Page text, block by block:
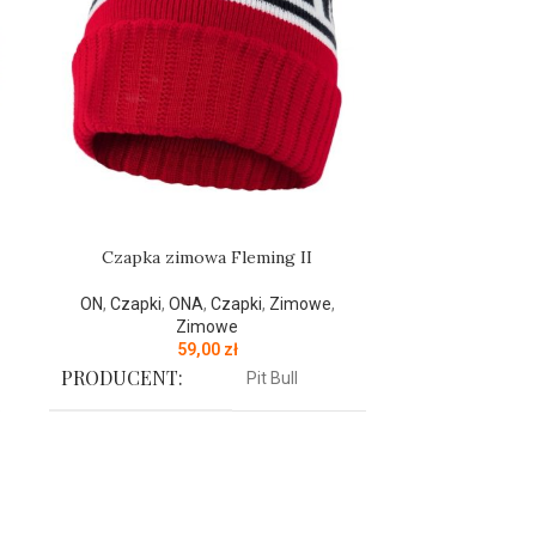
Czapka zimowa Fleming II
ON, Czapki, ONA, Czapki, Zimowe,
Zimowe
59,00 zł
PRODUCENT: Pit Bull